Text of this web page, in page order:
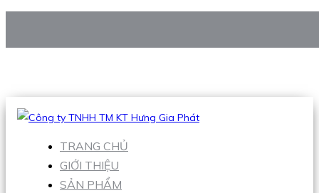
Hotline:0938 906 663
TRANG CHỦ
GIỚI THIỆU
SẢN PHẨM